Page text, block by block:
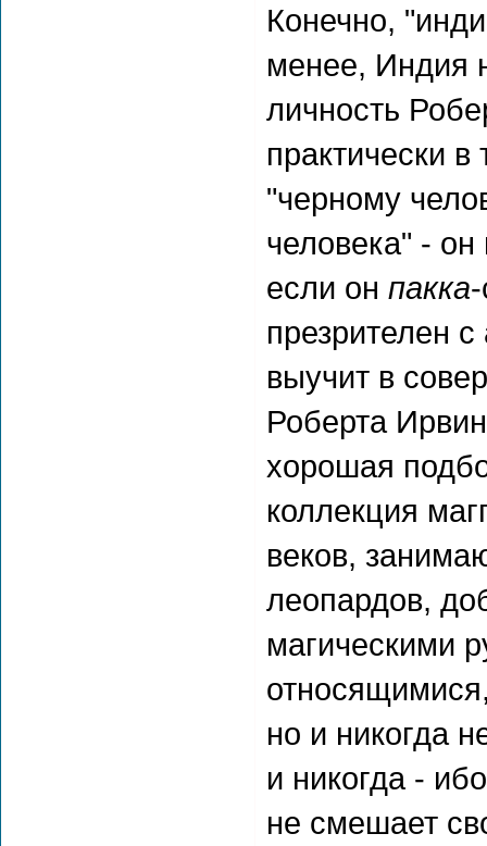
Конечно,
менее, Индия
личность
практически
"черному
человека" -
если он пакка
презрителен
выучит в
Роберта
хорошая
коллекция
веков,
леопардов,
магическими
но и никогда
и никогда -
не смешает